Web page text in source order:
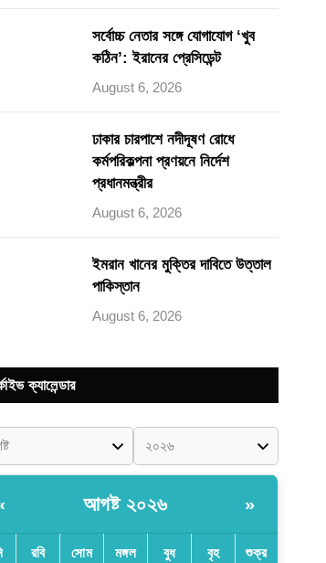
সর্বোচ্চ নেতার সঙ্গে যোগাযোগ ‘খুব
কঠিন’: ইরানের প্রেসিডেন্ট
August 6, 2026
ঢাকার চারপাশে নদীদূষণ রোধে
কর্মপরিকল্পনা প্রণয়নে নির্দেশ
প্রধানমন্ত্রীর
August 6, 2026
ইমরান খানের মুক্তির দাবিতে উত্তাল
পাকিস্তান
August 6, 2026
ক্যালেন্ডার
আগষ্ট ২০২৬ »
রবি সোম মঙ্গল বুধ বৃহ শুক্র